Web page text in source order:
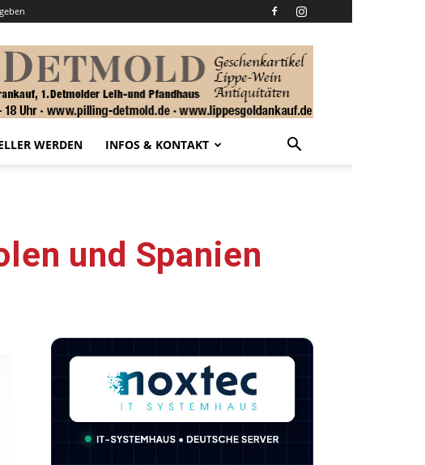
WERDEN INFOS & KONTAKT
und Spanien